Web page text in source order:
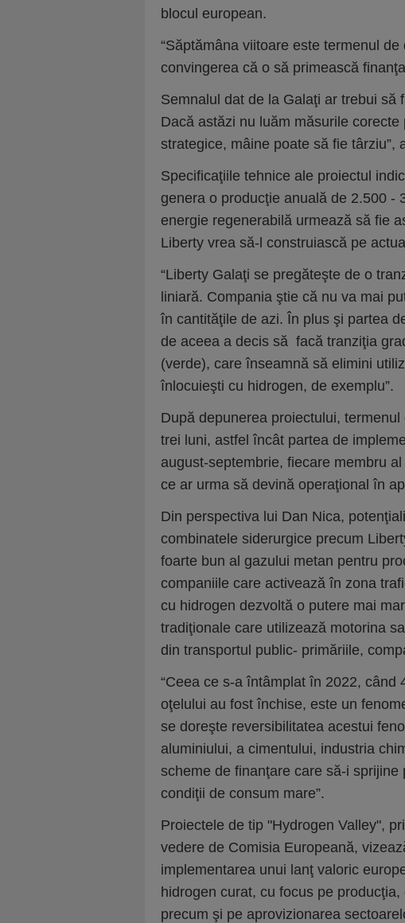
blocul european.
“Săptămâna viitoare este termenul
convingerea că o să primească
Semnalul dat de la Galaţi ar trebui să
Dacă astăzi nu luăm măsurile
strategice, mâine poate să fie târziu”,
Specificaţiile tehnice ale proiectul
genera o producţie anuală de 2.500 -
energie regenerabilă urmează să fie
Liberty vrea să-l construiască pe
“Liberty Galaţi se pregăteşte de o
liniară. Compania ştie că nu va mai
în cantităţile de azi. În plus şi partea
de aceea a decis să facă tranziţia
(verde), care înseamnă să elimini
înlocuieşti cu hidrogen, de exemplu”.
După depunerea proiectului,
trei luni, astfel încât partea de
august-septembrie, fiecare membru
ce ar urma să devină operaţional în
Din perspectiva lui Dan Nica,
combinatele siderurgice precum
foarte bun al gazului metan pentru
companiile care activează în zona
cu hidrogen dezvoltă o putere mai
tradiţionale care utilizează motorina
din transportul public- primăriile,
“Ceea ce s-a întâmplat în 2022,
oţelului au fost închise, este un
se doreşte reversibilitatea acestui
aluminiului, a cimentului, industria
scheme de finanţare care să-i
condiţii de consum mare”.
Proiectele de tip "Hydrogen Valley",
vedere de Comisia Europeană,
implementarea unui lanţ valoric
hidrogen curat, cu focus pe
precum şi pe aprovizionarea